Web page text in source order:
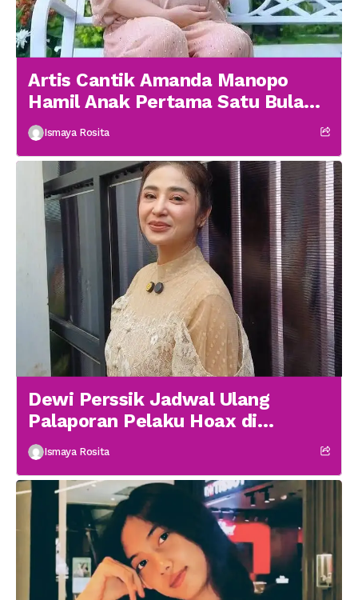
Artis Cantik Amanda Manopo
Hamil Anak Pertama Satu Bulan
menikah
Ismaya Rosita
Dewi Perssik Jadwal Ulang
Palaporan Pelaku Hoax di
Medsos
Ismaya Rosita